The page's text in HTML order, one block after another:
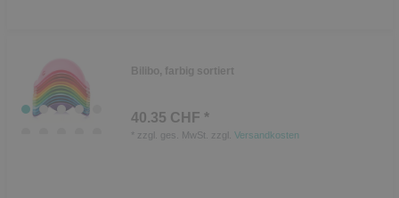
Bilibo, farbig sortiert
40.35 CHF *
zzgl. ges. MwSt. zzgl. Versandkosten